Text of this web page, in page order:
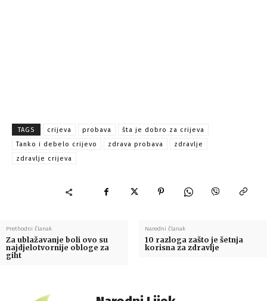
TAGS crijeva probava
šta je dobro za crijeva
Tanko i debelo crijevo
zdrava probava
zdravlje
zdravlje crijeva
Prethodni članak
Za ublažavanje boli ovo su
najdjelotvornije obloge za
giht
Naredni članak
10 razloga zašto je šetnja
korisna za zdravlje